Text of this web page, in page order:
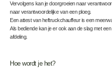
Vervolgens kan je doorgroeien naar
naar verantwoordelijke van een ploeg.
Een attest van heftruckchauffeur is een
Als bediende kan je er ook aan de slag met
afdeling.
Hoe wordt je het?